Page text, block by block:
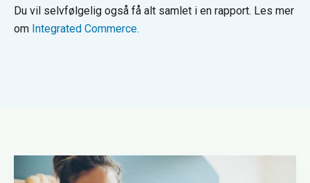
Du vil selvfølgelig også få alt samlet i en rapport. Les mer
om Integrated Commerce.